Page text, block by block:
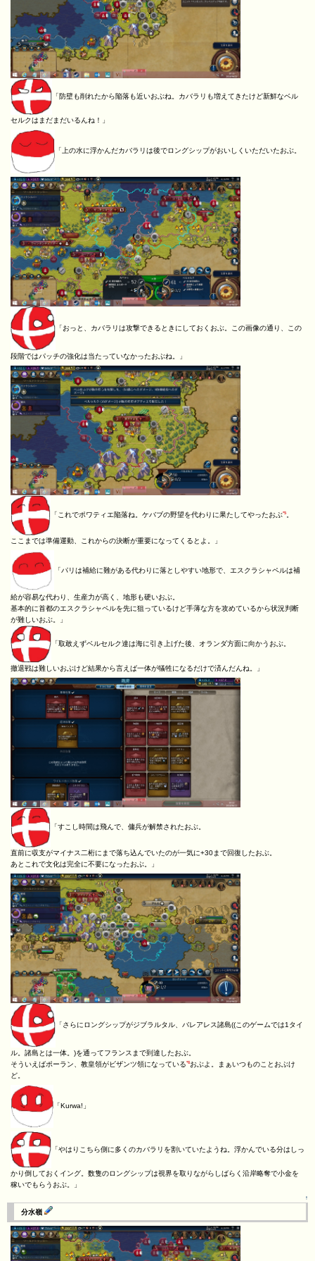
「防壁も削れたから陥落も近いおぶね。カバラリも増えてきたけど新鮮なベル
セルクはまだまだいるんね！」
「上の水に浮かんだカバラリは後でロングシップがおいしくいただいたおぶ。
「おっと、カバラリは攻撃できるときにしておくおぶ。この画像の通り、この
段階ではパッチの強化は当たっていなかったおぶね。」
「これでポワティエ陥落ね。ケバブの野望を代わりに果たしてやったおぶ*5。
ここまでは準備運動、これからの決断が重要になってくるとよ。」
「パリは補給に難がある代わりに落としやすい地形で、エスクラシャペルは補
給が容易な代わり、生産力が高く、地形も硬いおぶ。
基本的に首都のエスクラシャペルを先に狙っているけど手薄な方を攻めているから状況判断
が難しいおぶ。」
「取敢えずベルセルク達は海に引き上げた後、オランダ方面に向かうおぶ。
撤退戦は難しいおぶけど結果から言えば一体が犠牲になるだけで済んだんね。」
「すこし時間は飛んで、傭兵が解禁されたおぶ。
直前に収支がマイナス二桁にまで落ち込んでいたのが一気に+30まで回復したおぶ。
あとこれで文化は完全に不要になったおぶ。」
「さらにロングシップがジブラルタル、バレアレス諸島((このゲームでは1タイ
ル。諸島とは一体。)を通ってフランスまで到達したおぶ。
そういえばポーラン、教皇領がビザンツ領になっている*6おぶよ。まぁいつものことおぶけ
ど。
「Kurwa!」
「やはりこちら側に多くのカバラリを割いていたようね。浮かんでいる分はしっ
かり倒しておくイング。数隻のロングシップは視界を取りながらしばらく沿岸略奪で小金を
稼いでもらうおぶ。」
↑
分水嶺